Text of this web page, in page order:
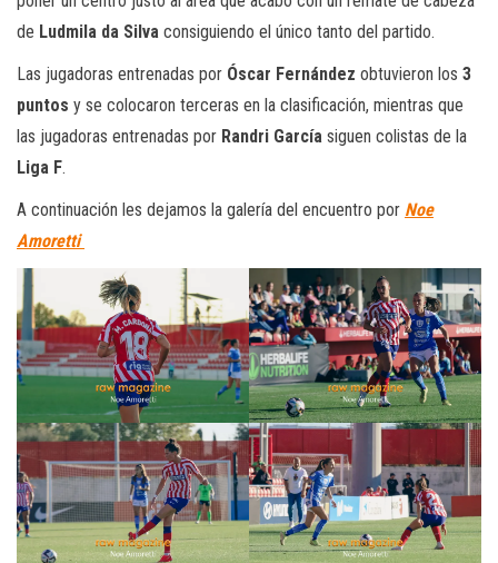
de Ludmila da Silva consiguiendo el único tanto del partido.
Las jugadoras entrenadas por Óscar Fernández obtuvieron los 3
puntos y se colocaron terceras en la clasificación, mientras que
las jugadoras entrenadas por Randri García siguen colistas de la
Liga F.
A continuación les dejamos la galería del encuentro por Noe
Amoretti